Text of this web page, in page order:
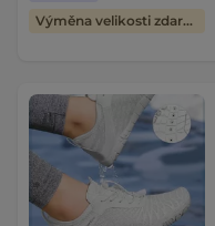
Výměna velikosti zdarma